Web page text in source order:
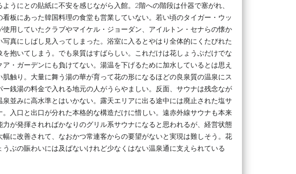
ようにとの貼紙に不安を感じながら入館。2階への階段は什器で塞がれ、
看板にあった韓国料理の食堂も営業していない。若い頃のタイガー・ウッ
使用していたクラブやマイケル・ジョーダン、アイルトン・セナらの懐か
写真にしばし見入ってしまった。浴室に入るとやはり全体的にくたびれた
を抱いてしまう。でも泉質はすばらしい。これだけは花しょうぶだけでな
ア・ガーデンにも負けてない。湯温を下げるために加水しているとは思え
肌触り。大量に舞う湯の華が育って花の形になるほどの良泉質の温泉にス
ー銭湯の料金で入れる地元の人がうらやましい。反面、サウナは残念なが
泉並みに高水準とはいかない。露天エリアに出る途中には廃止された塩サ
。入口と出口が分れた本格的な構造だけに惜しい。遠赤外線サウナも本来
力が発揮されればかなりのグリル系サウナになると思われるが、経営状態
幅に改善されて、なおかつ常連客からの要望がないと実現は難しそう。花
うぶの賑わいには及ばないけれど少なくはない温泉通に支えられている